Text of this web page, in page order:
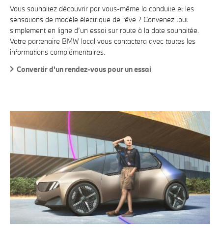
Vous souhaitez découvrir par vous-même la conduite et les
sensations de modèle électrique de rêve ? Convenez tout
simplement en ligne d’un essai sur route à la date souhaitée.
Votre partenaire BMW local vous contactera avec toutes les
informations complémentaires.
Convertir d'un rendez-vous pour un essai